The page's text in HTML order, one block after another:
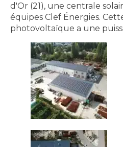
d'Or (21), une centrale
équipes Clef Énergies.
photovoltaïque a une